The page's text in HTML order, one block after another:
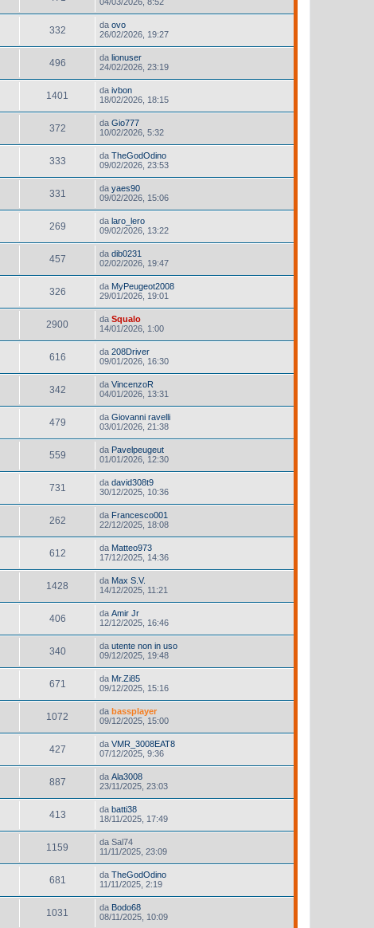
332 da ovo
26/02/2026, 19:27
496 da lionuser
24/02/2026, 23:19
1401 da ivbon
18/02/2026, 18:15
372 da Gio777
10/02/2026, 5:32
333 da TheGodOdino
09/02/2026, 23:53
331 da yaes90
09/02/2026, 15:06
269 da laro_lero
09/02/2026, 13:22
457 da dib0231
02/02/2026, 19:47
326 da MyPeugeot2008
29/01/2026, 19:01
2900 da Squalo
14/01/2026, 1:00
616 da 208Driver
09/01/2026, 16:30
342 da VincenzoR
04/01/2026, 13:31
479 da Giovanni ravelli
03/01/2026, 21:38
559 da Pavelpeugeut
01/01/2026, 12:30
731 da david308t9
30/12/2025, 10:36
262 da Francesco001
22/12/2025, 18:08
612 da Matteo973
17/12/2025, 14:36
1428 da Max S.V.
14/12/2025, 11:21
406 da Amir Jr
12/12/2025, 16:46
340 da utente non in uso
09/12/2025, 19:48
671 da Mr.Zi85
09/12/2025, 15:16
1072 da bassplayer
09/12/2025, 15:00
427 da VMR_3008EAT8
07/12/2025, 9:36
887 da Ala3008
23/11/2025, 23:03
413 da batti38
18/11/2025, 17:49
1159 da Sal74
11/11/2025, 23:09
681 da TheGodOdino
11/11/2025, 2:19
1031 da Bodo68
08/11/2025, 10:09